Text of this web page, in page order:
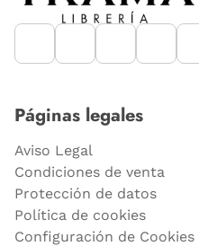
Páginas legales
Aviso Legal
Condiciones de venta
Protección de datos
Política de cookies
Configuración de Cookies